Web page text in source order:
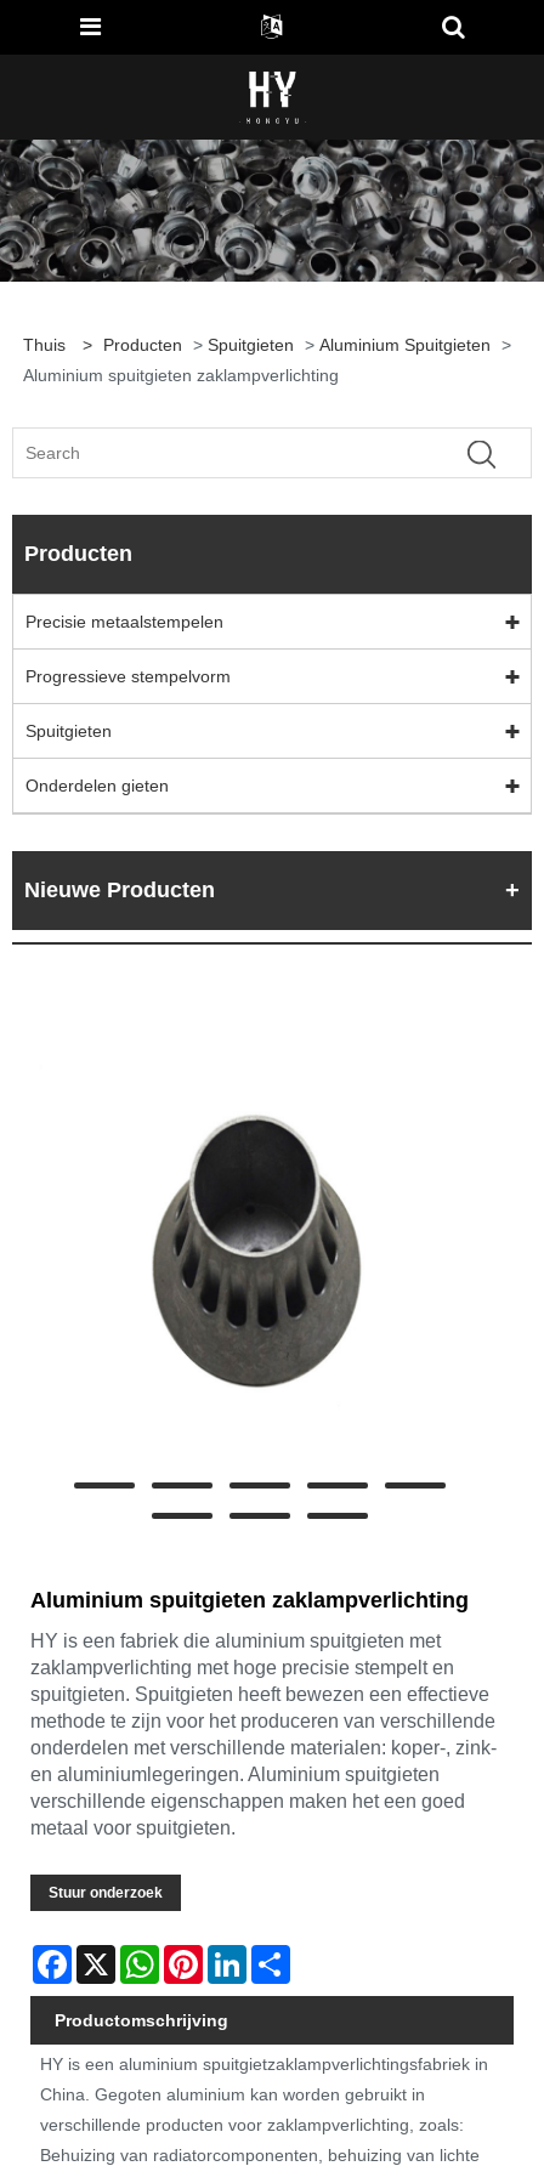
Thuis > Producten > Spuitgieten > Aluminium Spuitgieten
>
Aluminium spuitgieten zaklampverlichting
Producten
Precisie metaalstempelen
Progressieve stempelvorm
Spuitgieten
Onderdelen gieten
Nieuwe Producten
Aluminium spuitgieten zaklampverlichting
HY is een fabriek die aluminium spuitgieten met
zaklampverlichting met hoge precisie stempelt en
spuitgieten. Spuitgieten heeft bewezen een effectieve
methode te zijn voor het produceren van verschillende
onderdelen met verschillende materialen: koper-, zink-
en aluminiumlegeringen. Aluminium spuitgieten
verschillende eigenschappen maken het een goed
metaal voor spuitgieten.
Stuur onderzoek
Facebook
X WhatsAppPinterestLinkedIn
Productomschrijving
HY is een aluminium spuitgietzaklampverlichtingsfabriek in
China. Gegoten aluminium kan worden gebruikt in
verschillende producten voor zaklampverlichting, zoals:
Behuizing van radiatorcomponenten, behuizing van lichte